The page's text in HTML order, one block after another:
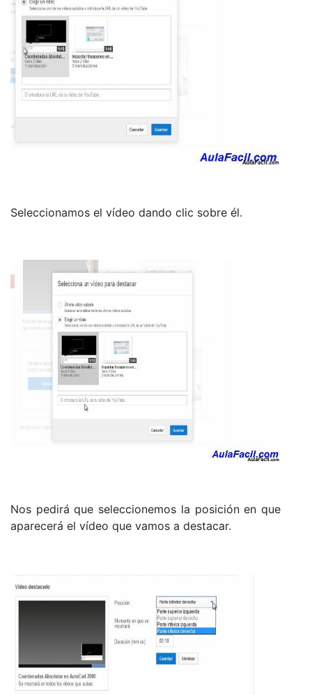
Seleccionamos el vídeo dando clic sobre él.
Nos pedirá que seleccionemos la posición en que
aparecerá el vídeo que vamos a destacar.